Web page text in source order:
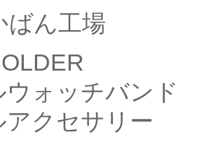
ばん工場
ウォッチバンド
クセサリー